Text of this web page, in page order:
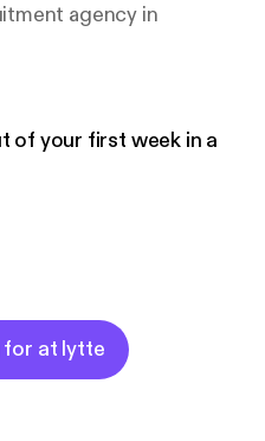
agency in
of your first week in a
for at lytte